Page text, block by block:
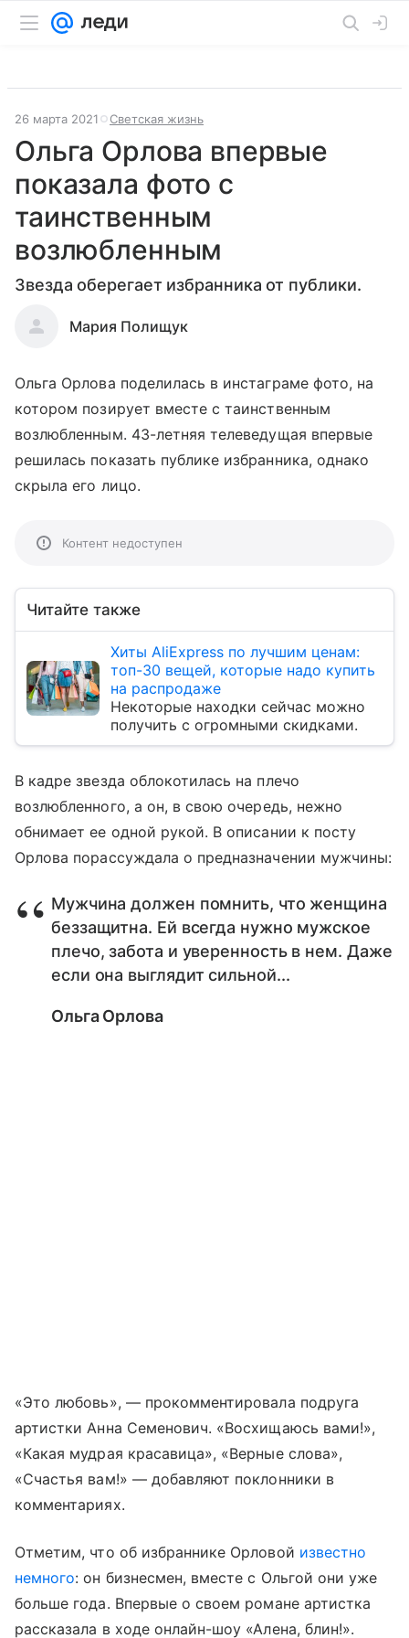
26 марта 2021 Светская жизнь
Ольга Орлова впервые
показала фото с
таинственным
возлюбленным
Звезда оберегает избранника от публики.
Мария Полищук
Ольга Орлова поделилась в инстаграме фото, на
котором позирует вместе с таинственным
возлюбленным. 43-летняя телеведущая впервые
решилась показать публике избранника, однако
скрыла его лицо.
Контент недоступен
Читайте также
Хиты AliExpress по лучшим ценам:
топ-30 вещей, которые надо купить
на распродаже
Некоторые находки сейчас можно
получить с огромными скидками.
В кадре звезда облокотилась на плечо
возлюбленного, а он, в свою очередь, нежно
обнимает ее одной рукой. В описании к посту
Орлова порассуждала о предназначении мужчины:
Мужчина должен помнить, что женщина
беззащитна. Ей всегда нужно мужское
плечо, забота и уверенность в нем. Даже
если она выглядит сильной...
Ольга Орлова
«Это любовь», — прокомментировала подруга
артистки Анна Семенович. «Восхищаюсь вами!»,
«Какая мудрая красавица», «Верные слова»,
«Счастья вам!» — добавляют поклонники в
комментариях.
Отметим, что об избраннике Орловой известно
немного: он бизнесмен, вместе с Ольгой они уже
больше года. Впервые о своем романе артистка
рассказала в ходе онлайн-шоу «Алена, блин!».